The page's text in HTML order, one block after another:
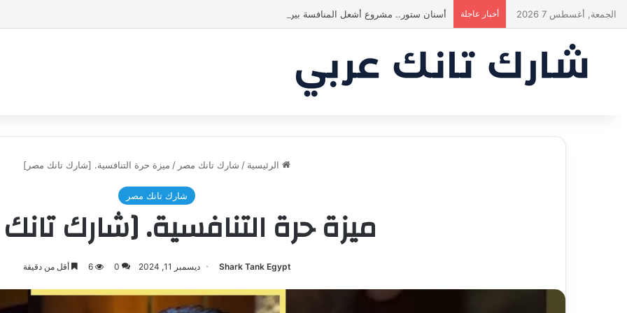
الجمعة, أغسطس 7 2026 أخبار عاجلة أسنان ستور.. مشروع أشعل المنافسة بين الشاركس! فمن سيحسم الصفقة في النهاية؟ |شارك تانك العراق
الرئيسية / شارك تانك مصر / ميزة حرة التنافسية. [شارك تانك مصر]
شارك تانك مصر
ميزة حرة التنافسية. [شارك
Shark Tank Egypt ديسمبر 11, 2024 0
6 أقل من دقيقة